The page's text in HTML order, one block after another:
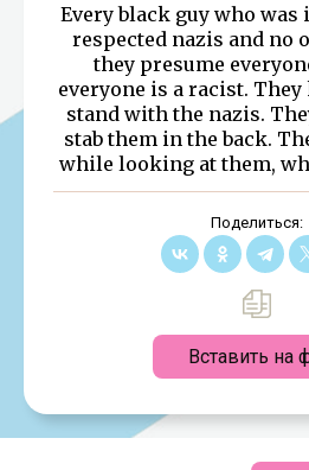
Every black guy who was
respected nazis and no
they presume
everyone is a racist.
stand with the nazis.
stab them in the back.
while looking at them,
Поделиться:
Вставить на